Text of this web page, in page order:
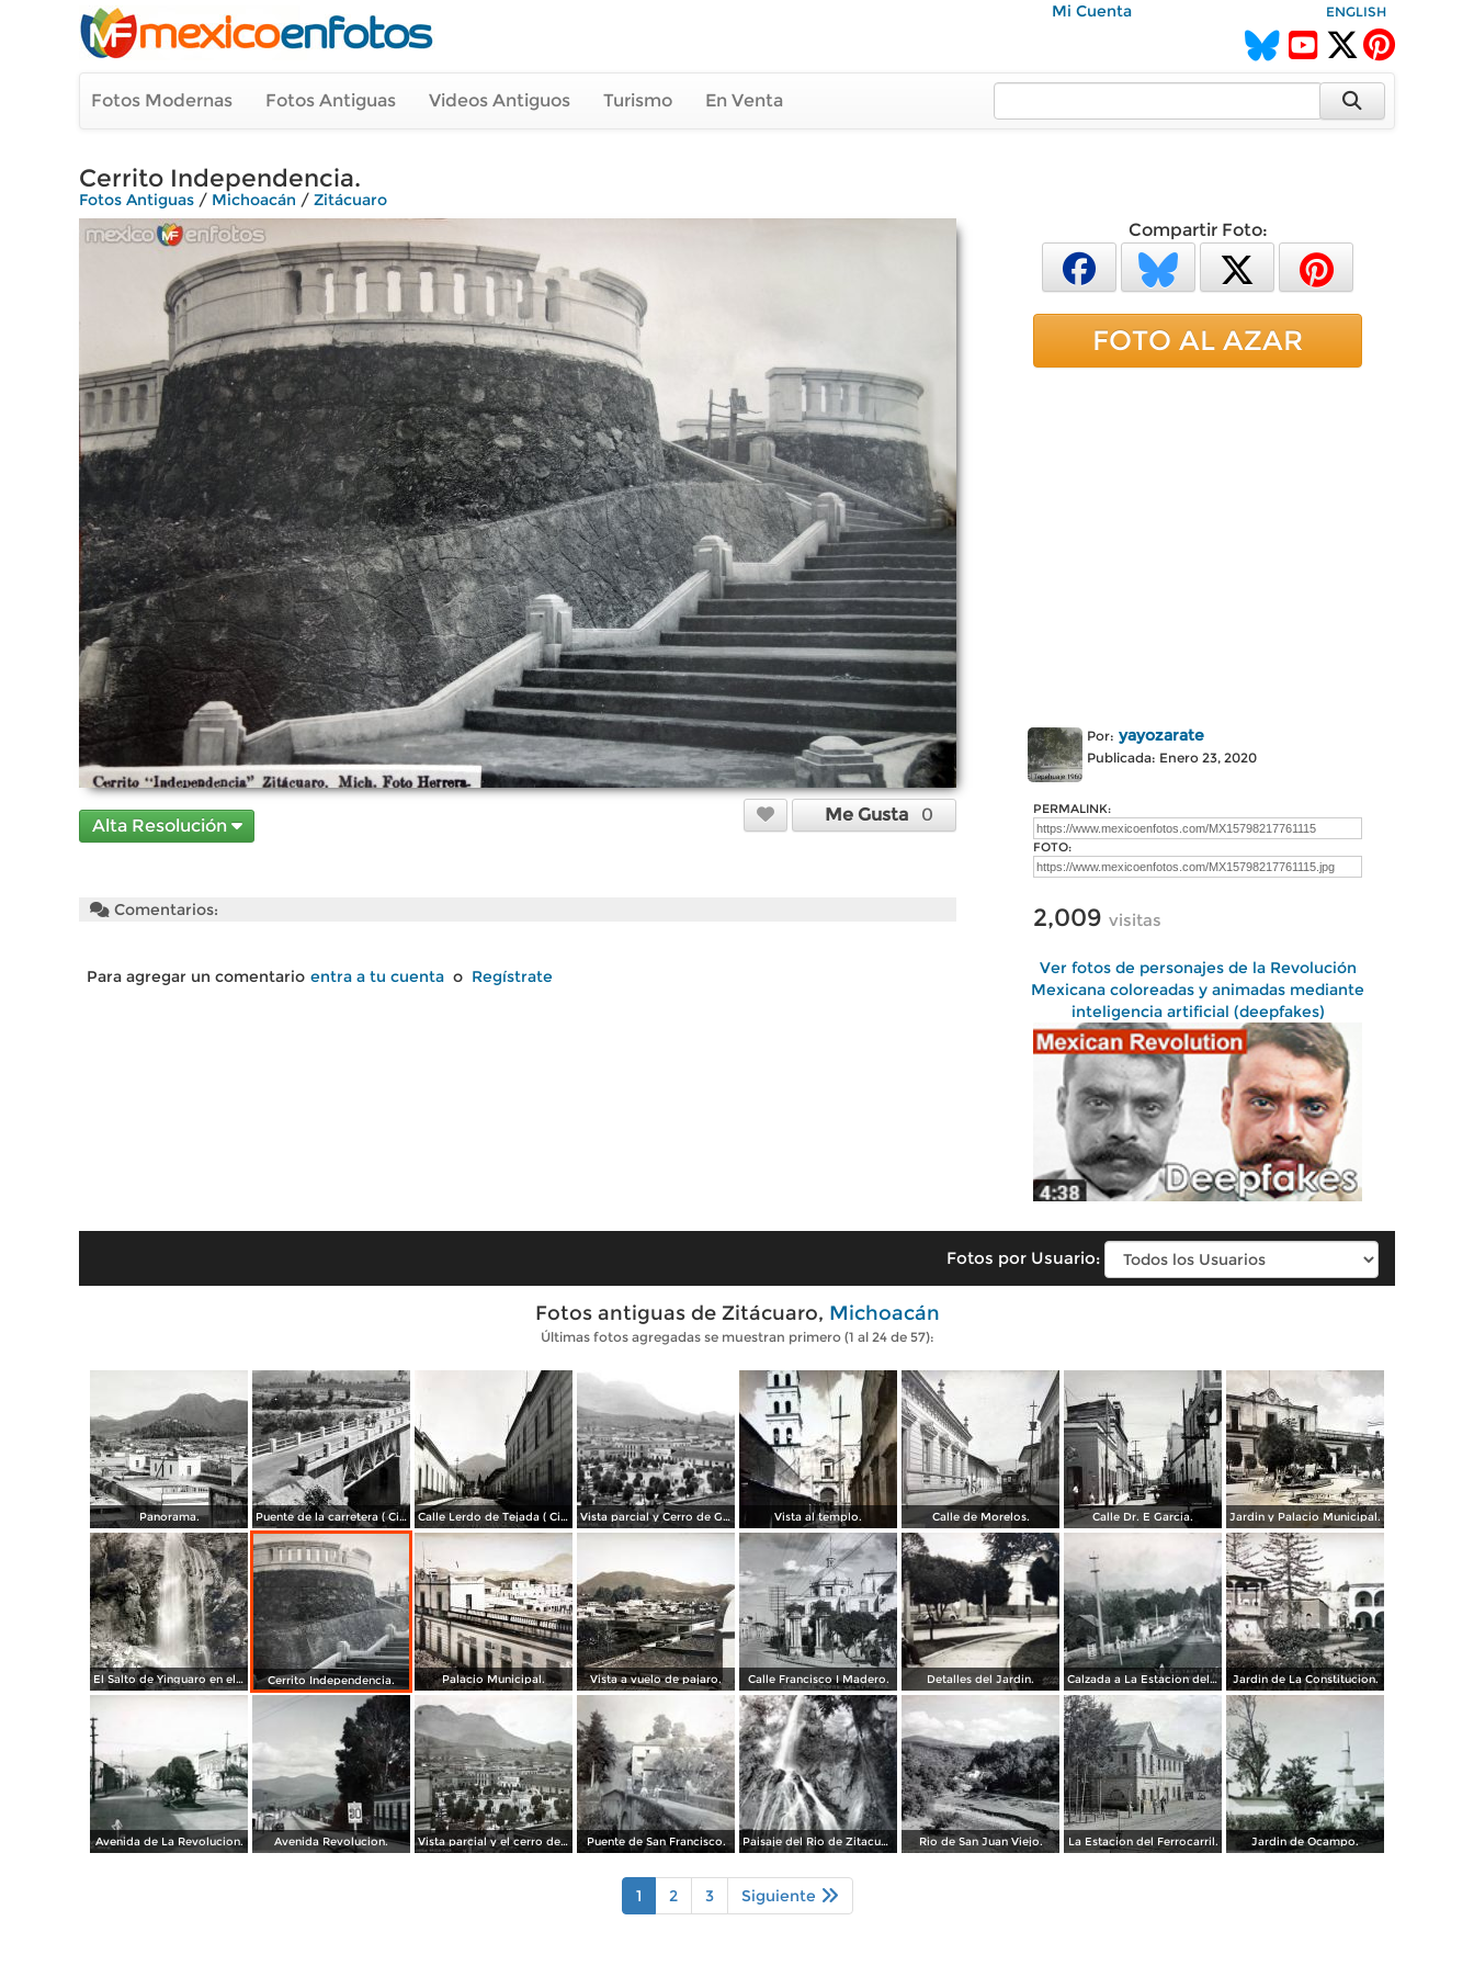
Mi Cuenta ENGLISH
Fotos Modernas Fotos Antiguas Videos Antiguos Turismo En Venta
Cerrito Independencia.
Fotos Antiguas / Michoacán / Zitácuaro
Alta Resolución
Me Gusta 0
Comentarios:
Para agregar un comentario entra a tu cuenta o Regístrate
Compartir Foto:
FOTO AL AZAR
Por: yayozarate
Publicada: Enero 23, 2020
PERMALINK:
FOTO:
2,009 visitas
Ver fotos de personajes de la Revolución
Mexicana coloreadas y animadas mediante
inteligencia artificial (deepfakes)
Fotos por Usuario:
Fotos antiguas de Zitácuaro, Michoacán
Últimas fotos agregadas se muestran primero (1 al 24 de 57):
Panorama. Puente de la carretera ( Circulada el 30 de Abril de 1940 ). Calle Lerdo de Tejada ( Circulada el 9 de Marzo de 1937 ). Vista parcial y Cerro de Guadalupe Vista al templo. Calle de Morelos. Calle Dr. E Garcia. Jardin y Palacio Municipal.
El Salto de Yinguaro en el pueblo de Las Rosas Mpio. de Zitácuaro, Michoacán.( Fechada el 9 de Abril de 1933 ). Cerrito Independencia. Palacio Municipal. Vista a vuelo de pajaro. Calle Francisco I Madero. Detalles del Jardin. Calzada a La Estacion del F C. Jardin de La Constitucion.
Avenida de La Revolucion. Avenida Revolucion. Vista parcial y el cerro de Guadalupe. Puente de San Francisco. Paisaje del Rio de Zitacuaro. Rio de San Juan Viejo. La Estacion del Ferrocarril. Jardin de Ocampo.
1 2 3 Siguiente